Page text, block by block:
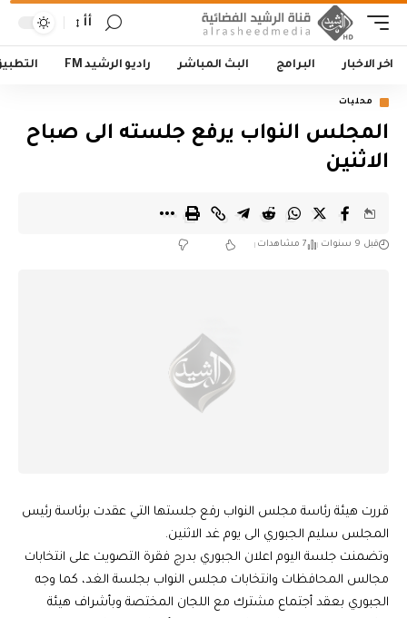
أأ
اخر الاخبار البرامج البث المباشر راديو الرشيد FM
محليات
المجلس النواب يرفع جلسته الى صباح
الاثنين
قبل 9 سنوات 7 مشاهدات
قررت هيئة رئاسة مجلس النواب رفع جلستها التي عقدت برئاسة رئيس
المجلس سليم الجبوري الى يوم غد الاثنين.
وتضمنت جلسة اليوم اعلان الجبوري بدرج فقرة التصويت على انتخابات
مجالس المحافظات وانتخابات مجلس النواب بجلسة الغد، كما وجه
الجبوري بعقد أجتماع مشترك مع اللجان المختصة وبأشراف هيئة